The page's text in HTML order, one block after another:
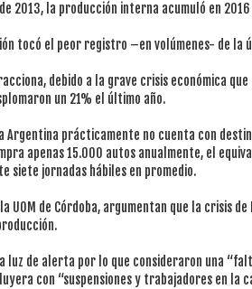
2013, la producción interna acumuló en
tocó el peor registro –en volúmenes- de la
debido a la grave crisis económica
un 21% el último año.
Argentina prácticamente no cuenta con
apenas 15.000 autos anualmente, el
siete jornadas hábiles en promedio.
UOM de Córdoba, argumentan que la crisis
luz de alerta por lo que consideraron una
con “suspensiones y trabajadores en la